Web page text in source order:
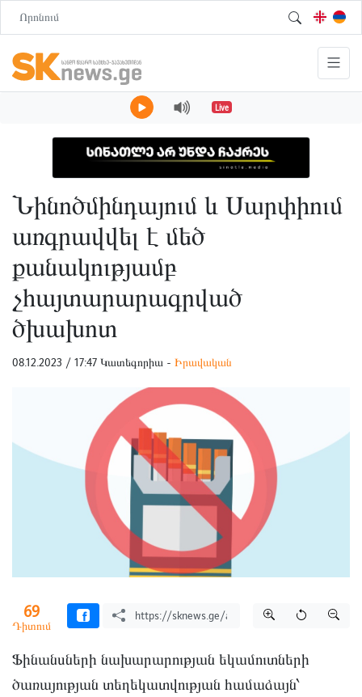
Live
Նինոծմինդայում և Սարփիում
առգրավվել է մեծ
քանակությամբ
չհայտարարագրված
ծխախոտ
08.12.2023 / 17:47 Կատեգորիա - Իրավական
69
Դիտում
Ֆինանսների նախարարության եկամուտների
ծառայության տեղեկատվության համաձայն՝